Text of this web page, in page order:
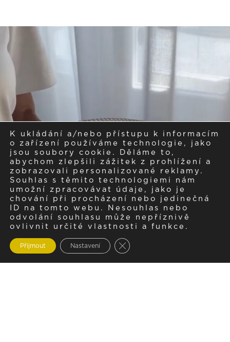
K ukládání a/nebo přístupu k informacím
o zařízení používáme technologie, jako
jsou soubory cookie. Děláme to,
abychom zlepšili zážitek z prohlížení a
zobrazovali personalizované reklamy.
Souhlas s těmito technologiemi nám
umožní zpracovávat údaje, jako je
chování při procházení nebo jedinečná
ID na tomto webu. Nesouhlas nebo
odvolání souhlasu může nepříznivě
ovlivnit určité vlastnosti a funkce.
Přijmout Nastavení Zavřít cookie lištu GDPR